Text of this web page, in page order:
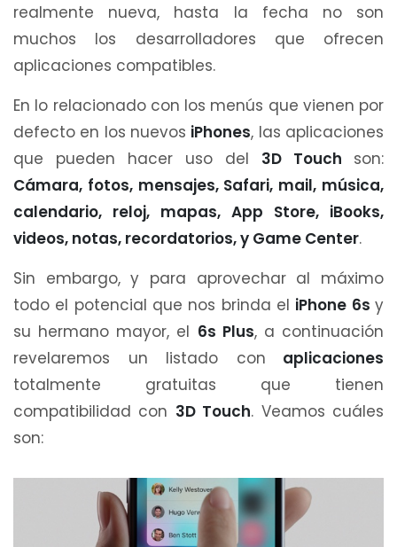
realmente nueva, hasta la fecha no son
muchos los desarrolladores que ofrecen
aplicaciones compatibles.
En lo relacionado con los menús que vienen por
defecto en los nuevos iPhones, las aplicaciones
que pueden hacer uso del 3D Touch son:
Cámara, fotos, mensajes, Safari, mail, música,
calendario, reloj, mapas, App Store, iBooks,
videos, notas, recordatorios, y Game Center.
Sin embargo, y para aprovechar al máximo
todo el potencial que nos brinda el iPhone 6sy
su hermano mayor, el 6s Plus, a continuación
revelaremos un listado con aplicaciones
totalmente gratuitas que tienen
compatibilidad con 3D Touch. Veamos cuáles
son: